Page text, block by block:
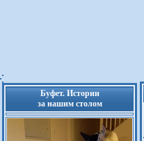
Буфет. Истории
за нашим столом